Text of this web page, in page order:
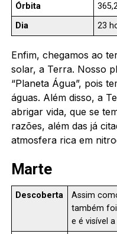
Órbita
Dia
23
Enfim, chegamos ao
solar, a Terra. Nosso
“Planeta Água”, pois
águas. Além disso, a
abrigar vida, que se
razões, além das já
atmosfera rica em
Marte
Descoberta
Assim
também
e é visível